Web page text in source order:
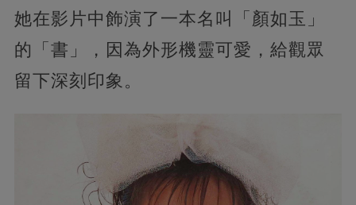
她在影片中飾演了一本名叫「顏如玉」
的「書」，因為外形機靈可愛，給觀眾
留下深刻印象。